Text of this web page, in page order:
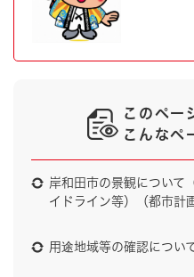
このペー
こんなペ
岸和田市の景観について
イドライン等）（都市計
用途地域等の確認につい